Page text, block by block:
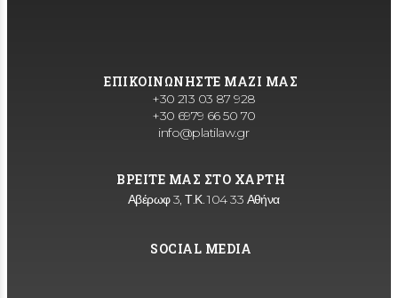
ΕΠΙΚΟΙΝΩΝΗΣΤΕ ΜΑΖΙ ΜΑΣ
+30 213 03 87 928
+30 6979 66 50 70
info@platilaw.gr
ΒΡΕΙΤΕ ΜΑΣ ΣΤΟ ΧΑΡΤΗ
Αβέρωφ 3, Τ.Κ. 104 33 Αθήνα
SOCIAL MEDIA